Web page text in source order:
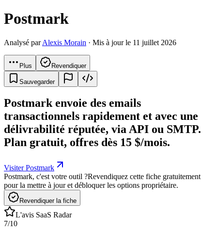
Postmark
Analysé parAlexis Morain · Mis à jour le 11 juillet 2026
Plus Revendiquer
Sauvegarder
Postmark envoie des emails
transactionnels rapidement et avec une
délivrabilité réputée, via API ou SMTP.
Plan gratuit, offres dès 15 $/mois.
Visiter Postmark
Postmark, c'est votre outil ?Revendiquez cette fiche gratuitement
pour la mettre à jour et débloquer les options propriétaire.
Revendiquer la fiche
L'avis SaaS Radar
7/10